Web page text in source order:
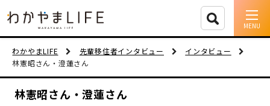
イベント情報
移住支援
わかやまLIFE 先輩移住者インタビュー
インタビュー
林憲昭さん・澄蓮さん
林憲昭さん・澄蓮さん